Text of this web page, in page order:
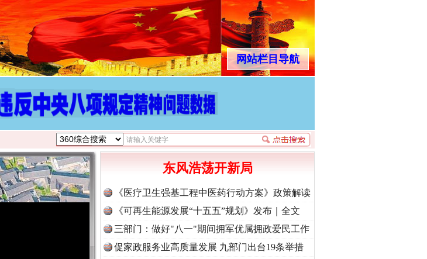
网站栏目导航
东风浩荡开新局
《医疗卫生强基工程中医药行动方案》政策解读
《可再生能源发展“十五五”规划》发布｜全文
三部门：做好"八一"期间拥军优属拥政爱民工作
促家政服务业高质量发展 九部门出台19条举措